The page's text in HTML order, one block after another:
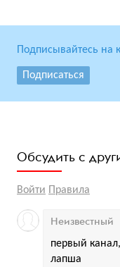
Подписывайтесь на
Подписаться
Обсудить с
Войти Правила
первый
лапша
Неизвестный